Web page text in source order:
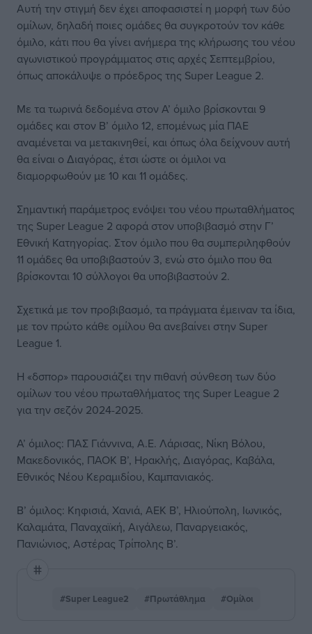
Αυτή την στιγμή δεν έχει αποφασιστεί η μορφή των δύο
ομίλων, δηλαδή ποιες ομάδες θα συγκροτούν τον κάθε
όμιλο, κάτι που θα γίνει ανήμερα της κλήρωσης του νέου
αγωνιστικού προγράμματος στις αρχές Σεπτεμβρίου,
όπως αποκάλυψε ο πρόεδρος της Super League 2.
Με τα τωρινά δεδομένα στον Α’ όμιλο βρίσκονται 9
ομάδες και στον Β’ όμιλο 12, επομένως μία ΠΑΕ
αναμένεται να μετακινηθεί, και όπως όλα δείχνουν αυτή
θα είναι ο Διαγόρας, έτσι ώστε οι όμιλοι να
διαμορφωθούν με 10 και 11 ομάδες.
Σημαντική παράμετρος ενόψει του νέου πρωταθλήματος
της Super League 2 αφορά στον υποβιβασμό στην Γ’
Εθνική Κατηγορίας. Στον όμιλο που θα συμπεριληφθούν
11 ομάδες θα υποβιβαστούν 3, ενώ στο όμιλο που θα
βρίσκονται 10 σύλλογοι θα υποβιβαστούν 2.
Σχετικά με τον προβιβασμό, τα πράγματα έμειναν τα ίδια,
με τον πρώτο κάθε ομίλου θα ανεβαίνει στην Super
League 1.
Η «δσπορ» παρουσιάζει την πιθανή σύνθεση των δύο
ομίλων του νέου πρωταθλήματος της Super League 2
για την σεζόν 2024-2025.
Α’ όμιλος: ΠΑΣ Γιάννινα, Α.Ε. Λάρισας, Νίκη Βόλου,
Μακεδονικός, ΠΑΟΚ Β’, Ηρακλής, Διαγόρας, Καβάλα,
Εθνικός Νέου Κεραμιδίου, Καμπανιακός.
Β’ όμιλος: Κηφισιά, Χανιά, ΑΕΚ Β’, Ηλιούπολη, Ιωνικός,
Καλαμάτα, Παναχαϊκή, Αιγάλεω, Παναργειακός,
Πανιώνιος, Αστέρας Τρίπολης Β’.
#Super League2 #Πρωτάθλημα #Ομίλοι